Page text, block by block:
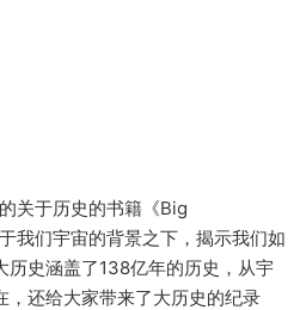
关于历史的书籍《Big
我们宇宙的背景之下，揭示我们如
历史涵盖了138亿年的历史，从宇
，还给大家带来了大历史的纪录